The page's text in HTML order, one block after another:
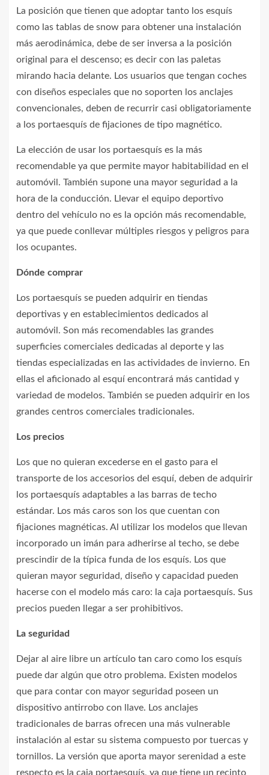
La posición que tienen que adoptar tanto los esquís
como las tablas de snow para obtener una instalación
más aerodinámica, debe de ser inversa a la posición
original para el descenso; es decir con las paletas
mirando hacia delante. Los usuarios que tengan coches
con diseños especiales que no soporten los anclajes
convencionales, deben de recurrir casi obligatoriamente
a los portaesquís de fijaciones de tipo magnético.
La elección de usar los portaesquís es la más
recomendable ya que permite mayor habitabilidad en el
automóvil. También supone una mayor seguridad a la
hora de la conducción. Llevar el equipo deportivo
dentro del vehículo no es la opción más recomendable,
ya que puede conllevar múltiples riesgos y peligros para
los ocupantes.
Dónde comprar
Los portaesquís se pueden adquirir en tiendas
deportivas y en establecimientos dedicados al
automóvil. Son más recomendables las grandes
superficies comerciales dedicadas al deporte y las
tiendas especializadas en las actividades de invierno. En
ellas el aficionado al esquí encontrará más cantidad y
variedad de modelos. También se pueden adquirir en los
grandes centros comerciales tradicionales.
Los precios
Los que no quieran excederse en el gasto para el
transporte de los accesorios del esquí, deben de adquirir
los portaesquís adaptables a las barras de techo
estándar. Los más caros son los que cuentan con
fijaciones magnéticas. Al utilizar los modelos que llevan
incorporado un imán para adherirse al techo, se debe
prescindir de la típica funda de los esquís. Los que
quieran mayor seguridad, diseño y capacidad pueden
hacerse con el modelo más caro: la caja portaesquís. Sus
precios pueden llegar a ser prohibitivos.
La seguridad
Dejar al aire libre un artículo tan caro como los esquís
puede dar algún que otro problema. Existen modelos
que para contar con mayor seguridad poseen un
dispositivo antirrobo con llave. Los anclajes
tradicionales de barras ofrecen una más vulnerable
instalación al estar su sistema compuesto por tuercas y
tornillos. La versión que aporta mayor serenidad a este
respecto es la caja portaesquís, ya que tiene un recinto